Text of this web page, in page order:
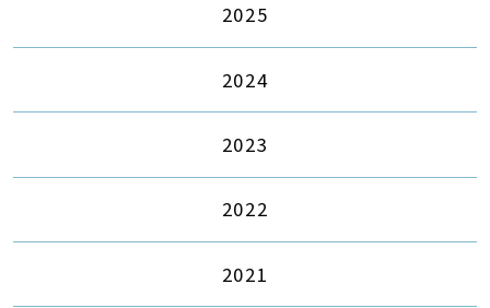
2025
2024
2023
2022
2021